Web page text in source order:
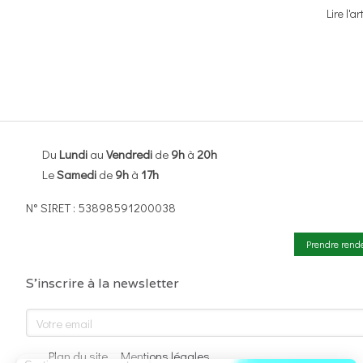
Lire
Du Lundi au Vendredi de 9h à 20h
LeSamedi de 9h à 17h
N° SIRET : 53898591200038
Prendre
S'inscrire à la newsletter
Votre email
Plan du site Mentions légales